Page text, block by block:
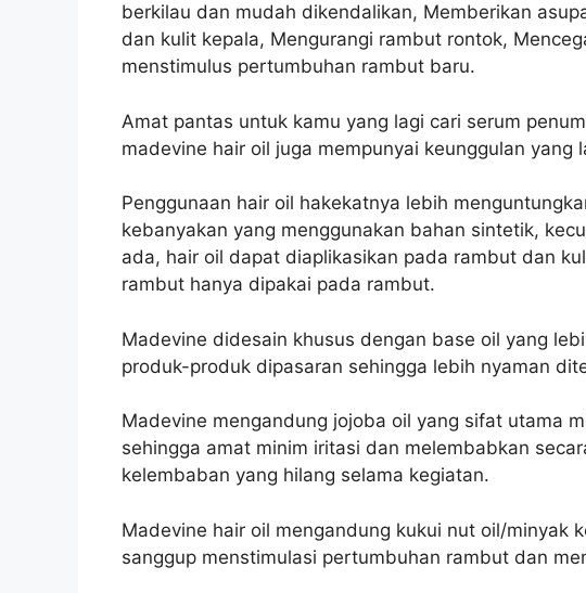
berkilau dan mudah dikendalikan, Memberikan
dan kulit kepala, Mengurangi rambut rontok,
menstimulus pertumbuhan rambut baru.
Amat pantas untuk kamu yang lagi cari serum
madevine hair oil juga mempunyai keunggulan yang
Penggunaan hair oil hakekatnya lebih
kebanyakan yang menggunakan bahan sintetik,
ada, hair oil dapat diaplikasikan pada rambut dan
rambut hanya dipakai pada rambut.
Madevine didesain khusus dengan base oil yang
produk-produk dipasaran sehingga lebih nyaman
Madevine mengandung jojoba oil yang sifat utama
sehingga amat minim iritasi dan melembabkan
kelembaban yang hilang selama kegiatan.
Madevine hair oil mengandung kukui nut oil/minyak
sanggup menstimulasi pertumbuhan rambut dan